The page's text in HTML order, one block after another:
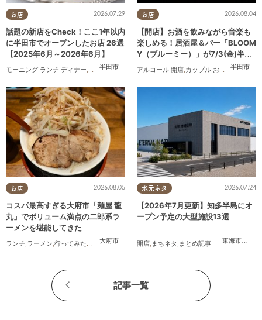
お店
半田市
2026.07.29
話題の新店をCheck！ここ1年以内
に半田市でオープンしたお店 26選
【2025年6月～2026年6月】
モーニング,ランチ,ディナー,アルコール ラーメン,パン,カフェ,スイーツ,テイクアウト
お店
半田市
2026.08.04
【開店】お酒を飲みながら音楽も
楽しめる！居酒屋＆バー「BLOOM
Y（ブルーミー）」が7/3(金)半田
市でオープン
アルコール,開店,カップル,おひとりさま
お店
大府市
2026.08.05
コスパ最高すぎる大府市「麺屋 龍
丸」でボリューム満点の二郎系ラ
ーメンを堪能してきた
ランチ,ラーメン,行ってみたレポ ,おひとりさま,コスパ抜群
地元ネタ
東海市大府
2026.07.24
【2026年7月更新】知多半島にオ
ープン予定の大型施設13選
開店, まちネタ , まとめ記事
記事一覧